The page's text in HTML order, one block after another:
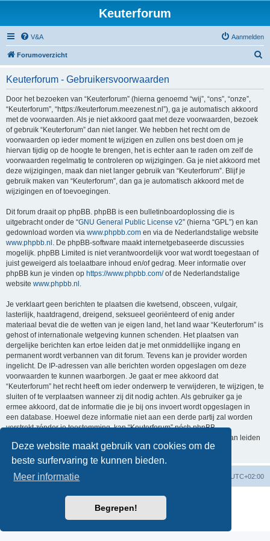
Deze website maakt gebruik van cookies om de
beste surfervaring te kunnen bieden.
Meer informatie
Begrepen!
Keuterforum
V&A Aanmelden
Forumoverzicht
Keuterforum - Gebruikersvoorwaarden
Door het bezoeken van “Keuterforum” (hierna genoemd “wij”, “ons”, “onze”,
“Keuterforum”, “https://keuterforum.meezenest.nl”), ga je automatisch akkoord
met de voorwaarden. Als je niet akkoord gaat met deze voorwaarden, bezoek
of gebruik “Keuterforum” dan niet langer. We hebben het recht om de
voorwaarden op ieder moment te wijzigen en zullen ons best doen om je
hiervan tijdig op de hoogte te brengen, het is echter aan te raden om zelf de
voorwaarden regelmatig te controleren op wijzigingen. Ga je niet akkoord met
deze wijzigingen, maak dan niet langer gebruik van “Keuterforum”. Blijf je
gebruik maken van “Keuterforum”, dan ga je automatisch akkoord met de
wijzigingen en of toevoegingen.
Dit forum draait op phpBB. phpBB is een bulletinboardoplossing die is
uitgebracht onder de “GNU General Public License v2” (hierna “GPL”) en kan
gedownload worden via www.phpbb.com en via de Nederlandstalige website
www.phpbb.nl . De phpBB-software maakt internetgebaseerde discussies
mogelijk. phpBB Limited is niet verantwoordelijk voor wat wordt toegestaan of
juist geweigerd als toelaatbare inhoud en/of gedrag. Meer informatie over
phpBB kun je vinden op https://www.phpbb.com/of de Nederlandstalige
website www.phpbb.nl .
Je verklaart geen berichten te plaatsen die kwetsend, obsceen, vulgair,
lasterlijk, haatdragend, dreigend, seksueel georiënteerd of enig ander
materiaal bevat die de wetten van je eigen land, het land waar “Keuterforum” is
gehost of internationale wetgeving kunnen schenden. Het plaatsen van
dergelijke berichten kan ertoe leiden dat je met onmiddellijke ingang en
permanent wordt verbannen van dit forum. Tevens kan je provider worden
ingelicht. De IP-adressen van alle berichten worden opgeslagen om deze
voorwaarden te kunnen waarborgen. Je gaat er mee akkoord dat
“Keuterforum” het recht heeft om ieder onderwerp te verwijderen, te wijzigen, te
sluiten of te verplaatsen wanneer zij dit nodig achten. Als gebruiker ga je
ermee akkoord, dat de informatie die je bij ons invoert wordt opgeslagen in
een database. Hoewel deze informatie niet aan een derde partij zal worden
verstrekt zónder je toestemming, kan “Keuterforum” nóch phpBB
verantwoordelijk worden gehouden voor een hackpoging die ertoe kan leiden
dat de gegevens vrijkomen.
Forumoverzicht UTC+02:00
Powered byphpBB® Forum Software © phpBB Limited
Nederlandse vertaling door
Privacy|Gebruikersvoorwaarden